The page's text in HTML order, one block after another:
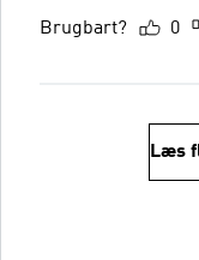
Brugbart? 0
Læs